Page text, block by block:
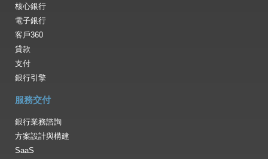
核心銀行
電子銀行
客戶360
貸款
支付
銀行引擎
服務交付
銀行業務諮詢
方案設計與構建
SaaS